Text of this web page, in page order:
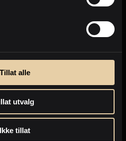
Tillat alle
utvalg
Ikke tillat
eiendom
eiendom